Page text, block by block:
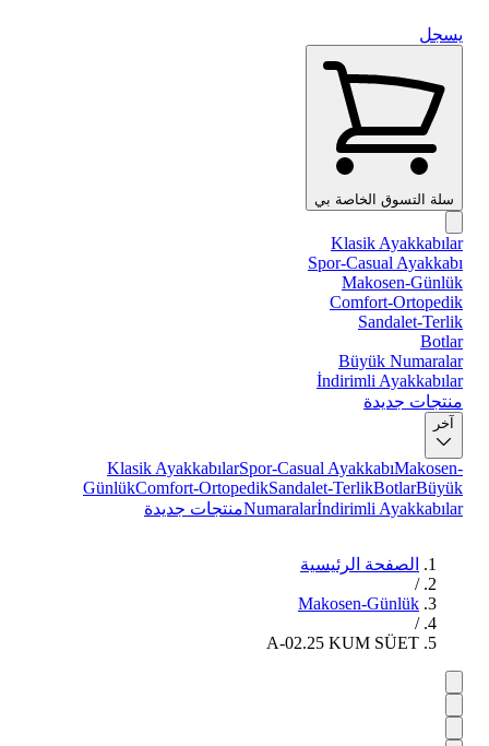
يسجل
سلة التسوق الخاصة بي
Klasik Ayakkabılar
Spor-Casual Ayakkabı
Makosen-Günlük
Comfort-Ortopedik
Sandalet-Terlik
Botlar
Büyük Numaralar
İndirimli Ayakkabılar
منتجات جديدة
آخر
Klasik AyakkabılarSpor-Casual AyakkabıMakosen-
GünlükComfort-OrtopedikSandalet-TerlikBotlarBüyük
Numaralarİndirimli Ayakkabılar منتجات جديدة
الصفحة الرئيسية
/
Makosen-Günlük
/
A-02.25 KUM SÜET